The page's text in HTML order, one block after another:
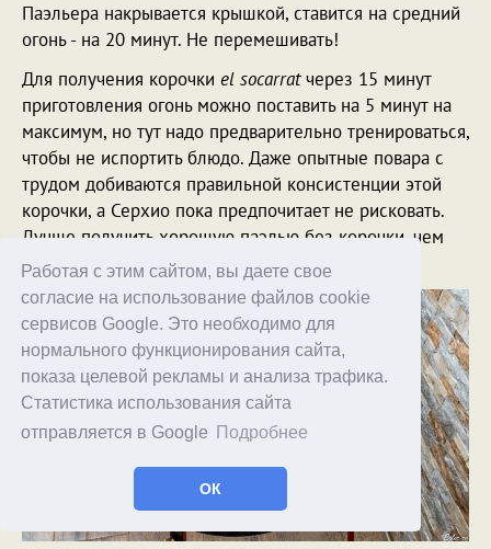
Работая с этим сайтом, вы даете свое
согласие на использование файлов cookie
сервисов Google. Это необходимо для
нормального функционирования сайта,
показа целевой рекламы и анализа трафика.
Статистика использования сайта
отправляется в Google
Подробнее
ОК
Паэльера накрывается крышкой, ставится на средний
огонь - на 20 минут. Не перемешивать!
Для получения корочки el socarratчерез 15 минут
приготовления огонь можно поставить на 5 минут на
максимум, но тут надо предварительно тренироваться,
чтобы не испортить блюдо. Даже опытные повара с
трудом добиваются правильной консистенции этой
корочки, а Серхио пока предпочитает не рисковать.
Лучше получить хорошую паэлью без корочки, чем
подгорелую, испорченную.